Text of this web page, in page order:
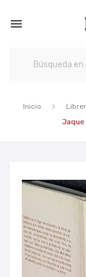

Inicio
Jaque